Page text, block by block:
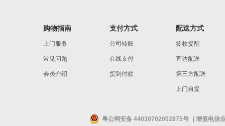
购物指南
上门服务
常见问题
会员介绍
支付方式
公司转账
在线支付
货到付款
配送方式
签收提醒
直达配送
第三方配送
上门自提
粤公网安备 44030702002875号
| 增值电信